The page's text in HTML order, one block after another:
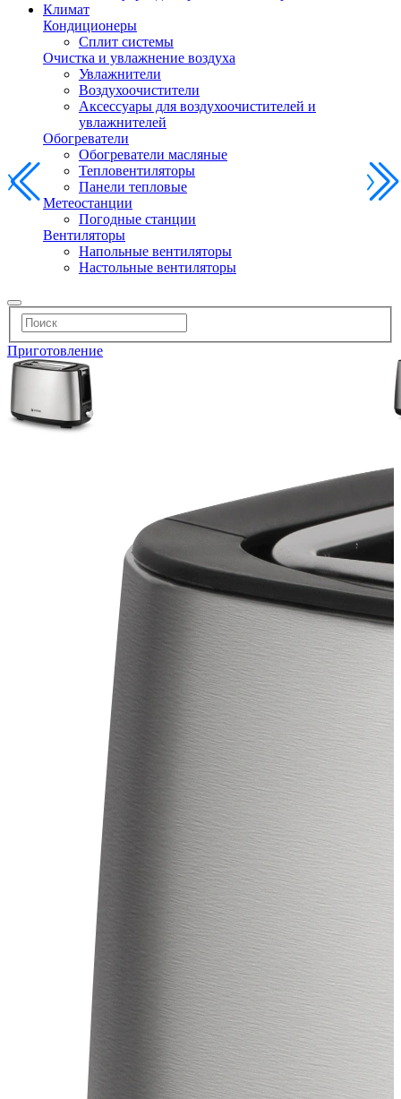
Климат
Кондиционеры
Сплит системы
Очистка и увлажнение воздуха
Увлажнители
Воздухоочистители
Аксессуары для воздухоочистителей и
увлажнителей
Обогреватели
Обогреватели масляные
Тепловентиляторы
Панели тепловые
Метеостанции
Погодные станции
Вентиляторы
Напольные вентиляторы
Настольные вентиляторы
Приготовление